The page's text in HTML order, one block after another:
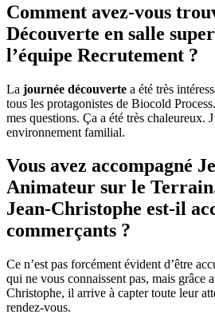
Comment avez-vous
Découverte en salle
l’équipe Recrutement ?
La journée découverte a été très
tous les protagonistes de Biocold
mes questions. Ça a été très chaleureux.
environnement familial.
Vous avez accompagné
Animateur sur le
Jean-Christophe est-il
commerçants ?
Ce n’est pas forcément évident d’être
qui ne vous connaissent pas, mais grâce
Christophe, il arrive à capter toute leur
rendez-vous.